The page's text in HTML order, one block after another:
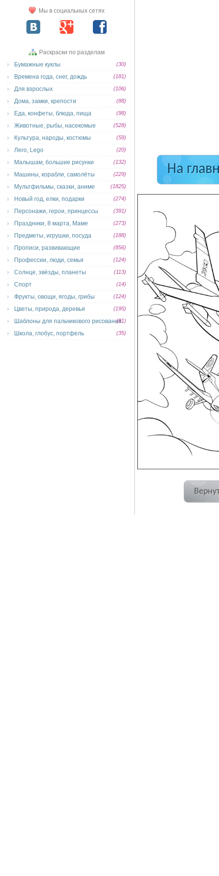
На
Мы в социальных сетях
Раскраски по разделам
Бумажные куклы
(30)
Времена года, снег, дождь (181)
Для взрослых (106)
Дома, замки, крепости (88)
Еда, конфеты, блюда, пища (98)
Животные, рыбы, насекомые (528)
Культура, народы, костюмы (59)
Лего, Lego (20)
Малышам, большие рисунки (132)
Машины, корабли, самолёты (229)
Мультфильмы, сказки, аниме (1825)
Новый год, елки, подарки (274)
Персонажи, герои, принцессы (391)
Праздники, 8 марта, Маме (273)
Предметы, игрушки, посуда (188)
Прописи, развивающие (856)
Профессии, люди, семья (124)
Солнце, звёзды, планеты (113)
Спорт (14)
Фрукты, овощи, ягоды, грибы (124)
Цветы, природа, деревья (195)
Шаблоны для пальчикового рисования(81)
Школа, глобус, портфель (35)